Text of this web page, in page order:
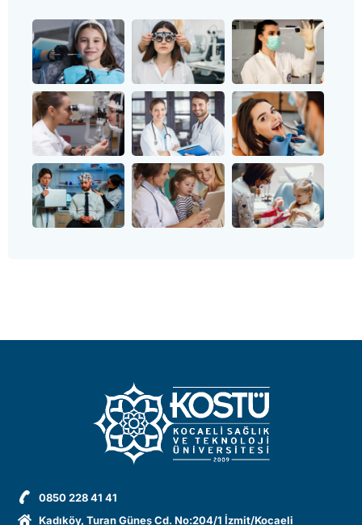
0850 228 41 41
Kadıköy, Turan Güneş Cd. No:204/1 İzmit/Kocaeli